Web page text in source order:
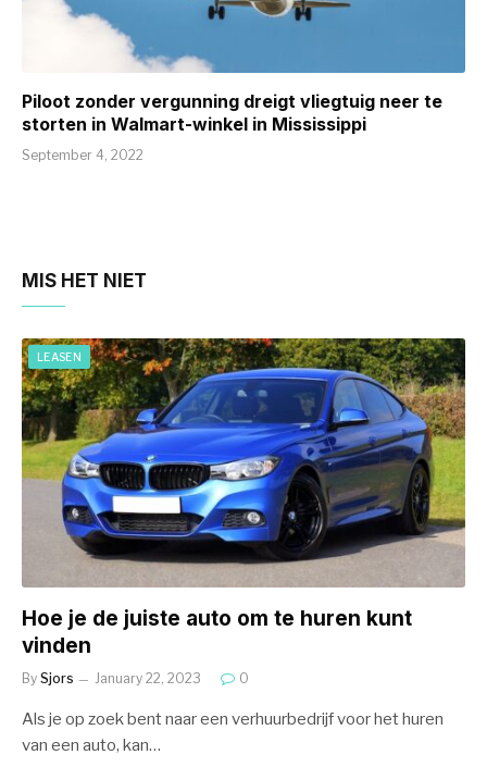
Piloot zonder vergunning dreigt vliegtuig neer te
storten in Walmart-winkel in Mississippi
September 4, 2022
MIS HET NIET
LEASEN
Hoe je de juiste auto om te huren kunt
vinden
By Sjors January 22, 2023 0
Als je op zoek bent naar een verhuurbedrijf voor het huren
van een auto, kan…